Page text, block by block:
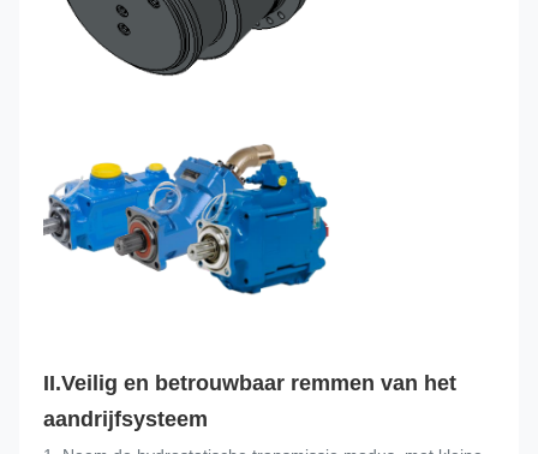
II.Veilig en betrouwbaar remmen van het
aandrijfsysteem